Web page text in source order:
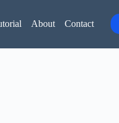
About Contact